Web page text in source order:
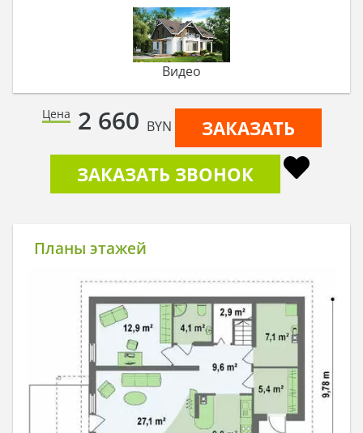
Видео
Цена 2 660 BYN
ЗАКАЗАТЬ
ЗАКАЗАТЬ ЗВОНОК
Планы этажей